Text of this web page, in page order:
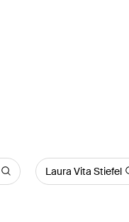
Laura Vita Stiefel